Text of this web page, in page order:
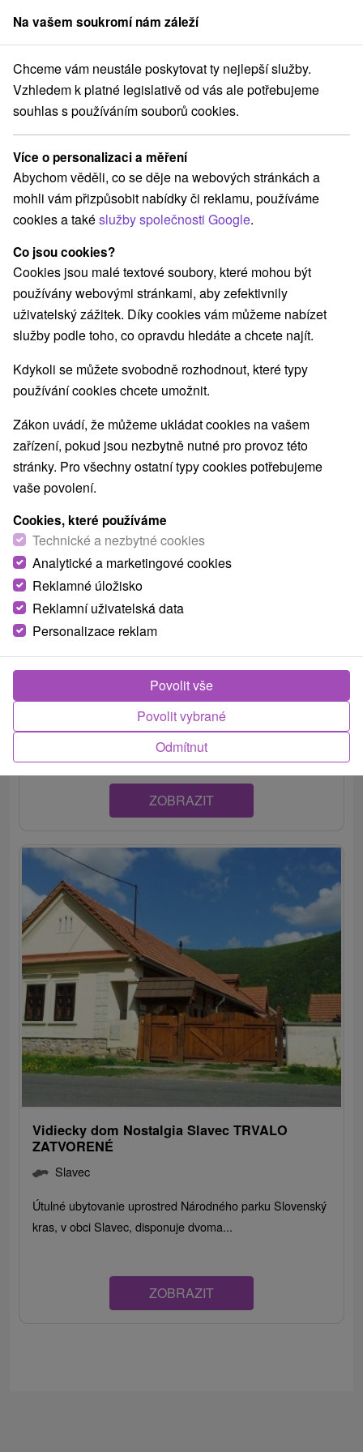
člen skupinySorger
na Slovensku Východné Slovensko Košický kraj
Ubytování Slavec
Kategorie
Všechny kategorie
Chaty na prenájom(2)
Vyberte lokalitu nebo termín
VŠECHNY NEJLEVNĚJŠÍ NEJDRAŽŠÍ
Chalupa Ida Slavec
Slavec
Ubytovanie v pokojnom prostredí obce Slavec v krásnom
prostredí Gemera disponuje dvoma izbami a
podkrovným...
ZOBRAZIT
Vidiecky dom Nostalgia Slavec TRVALO
ZATVORENÉ
Slavec
Útulné ubytovanie uprostred Národného parku Slovenský
kras, v obci Slavec, disponuje dvoma...
ZOBRAZIT
Na vašem soukromí nám záleží
Chceme vám neustále poskytovat ty nejlepší služby.
Vzhledem k platné legislativě od vás ale potřebujeme
souhlas s používáním souborů cookies.
Více o personalizaci a měření
Abychom věděli, co se děje na webových stránkách a
mohli vám přizpůsobit nabídky či reklamu, používáme
cookies a takéslužby společnosti Google.
Co jsou cookies?
Cookies jsou malé textové soubory, které mohou být
používány webovými stránkami, aby zefektivnily
uživatelský zážitek. Díky cookies vám můžeme nabízet
služby podle toho, co opravdu hledáte a chcete najít.
Kdykoli se můžete svobodně rozhodnout, které typy
používání cookies chcete umožnit.
Zákon uvádí, že můžeme ukládat cookies na vašem
zařízení, pokud jsou nezbytně nutné pro provoz této
stránky. Pro všechny ostatní typy cookies potřebujeme
vaše povolení.
Cookies, které používáme
Technické a nezbytné cookies
Analytické a marketingové cookies
Reklamné úložisko
Reklamní uživatelská data
Personalizace reklam
Odmítnut
Povolit vybrané
Povolit vše